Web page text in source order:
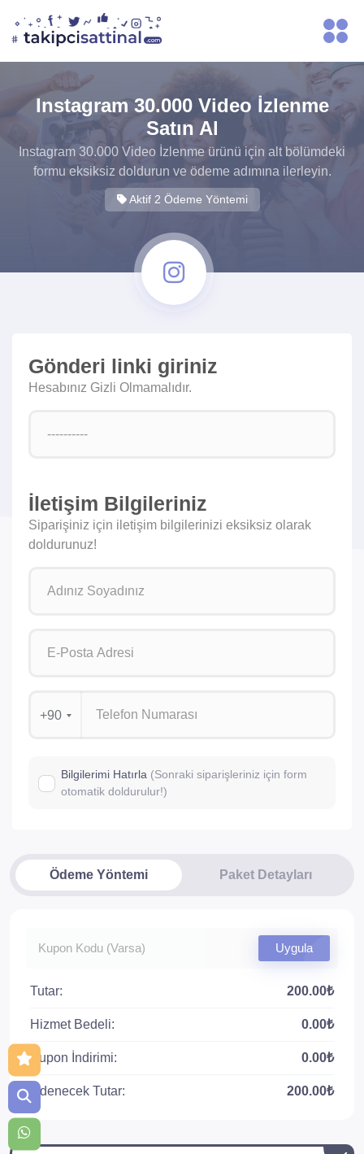
Instagram 30.000 Video İzlenme
Satın Al
Instagram 30.000 Video İzlenme ürünü için alt bölümdeki
formu eksiksiz doldurun ve ödeme adımına ilerleyin.
Aktif 2 Ödeme Yöntemi
Gönderi linki giriniz
Hesabınız Gizli Olmamalıdır.
İletişim Bilgileriniz
Siparişiniz için iletişim bilgilerinizi eksiksiz olarak
doldurunuz!
+90
Bilgilerimi Hatırla (Sonraki siparişleriniz için form
otomatik doldurulur!)
Ödeme Yöntemi Paket Detayları
Uygula
Tutar: 200.00₺
Hizmet Bedeli: 0.00₺
Kupon İndirimi: 0.00₺
Ödenecek Tutar: 200.00₺